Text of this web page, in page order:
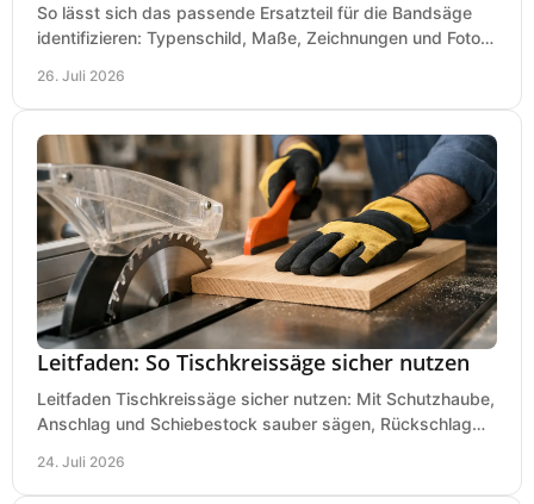
So lässt sich das passende Ersatzteil für die Bandsäge
identifizieren: Typenschild, Maße, Zeichnungen und Fotos
26. Juli 2026
Leitfaden: So Tischkreissäge sicher nutzen
Leitfaden Tischkreissäge sicher nutzen: Mit Schutzhaube,
Anschlag und Schiebestock sauber sägen, Rückschlag
24. Juli 2026